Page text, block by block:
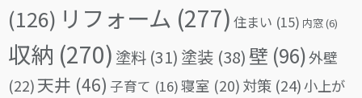
(126) リフォーム (277) 住まい (15) 内窓(6)
収納 (270) 塗料 (31) 塗装 (38) 壁 (96)外壁
(22)天井 (46) 子育て (16)寝室 (20) 対策 (24)小上が